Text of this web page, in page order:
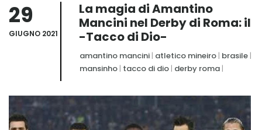
29
GIUGNO 2021
La magia di Amantino
Mancini nel Derby di Roma: il
-Tacco di Dio-
amantino mancini | atletico mineiro | brasile |
mansinho | tacco di dio | derby roma |